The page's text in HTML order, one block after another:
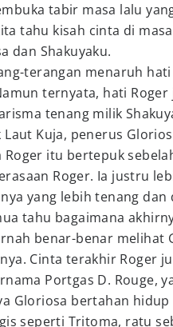
tabir masa lalu
tahu kisah cinta di
dan Shakuyaku.
terangan menaruh hati
ternyata, hati
tenang milik
Laut Kuja, penerus
Roger itu bertepuk
Roger. Ia justru
yang lebih tenang dan
tahu bagaimana
benar-benar melihat
Cinta terakhir Roger
Portgas D. Rouge,
Gloriosa bertahan hidup
seperti Tritoma, ratu